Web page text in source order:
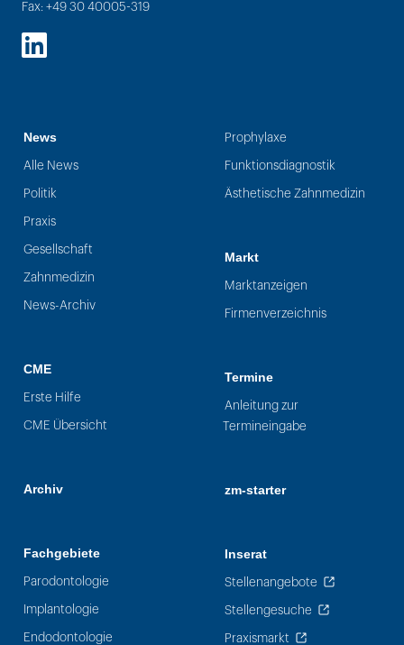
Fax: +49 30 40005-319
LinkedIn
News
Alle News
Politik
Praxis
Gesellschaft
Zahnmedizin
News-Archiv
CME
Erste Hilfe
CME Übersicht
Archiv
Fachgebiete
Parodontologie
Implantologie
Endodontologie
Prophylaxe
Funktionsdiagnostik
Ästhetische Zahnmedizin
Markt
Marktanzeigen
Firmenverzeichnis
Termine
Anleitung zur
Termineingabe
zm-starter
Inserat
Stellenangebote
Stellengesuche
Praxismarkt